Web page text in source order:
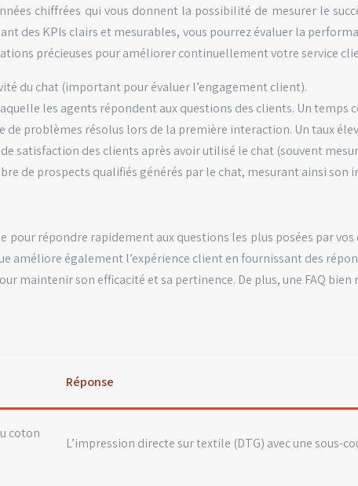
chiffrées qui vous donnent la possibilité de mesurer le
des KPIs clairs et mesurables, vous pourrez évaluer la
précieuses pour améliorer continuellement votre service
du chat (important pour évaluer l’engagement client).
les agents répondent aux questions des clients. Un temps
problèmes résolus lors de la première interaction. Un taux
satisfaction des clients après avoir utilisé le chat (souvent
de prospects qualifiés générés par le chat, mesurant ainsi
pour répondre rapidement aux questions les plus posées par
améliore également l’expérience client en fournissant des
maintenir son efficacité et sa pertinence. De plus, une FAQ
Réponse
coton
L’impression directe sur textile (DTG) avec une